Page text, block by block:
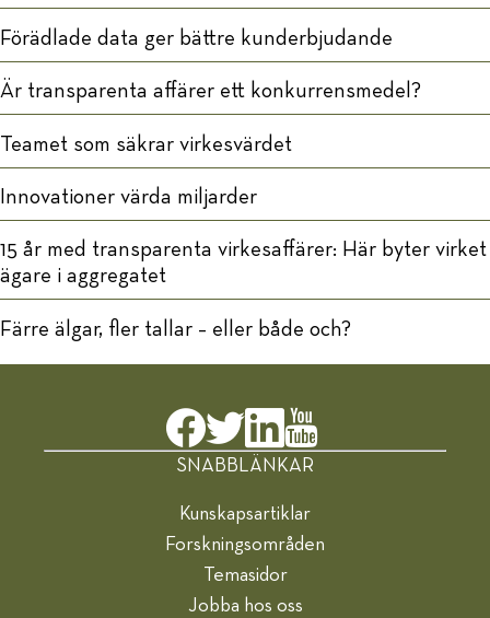
Förädlade data ger bättre kunderbjudande
Är transparenta affärer ett konkurrensmedel?
Teamet som säkrar virkesvärdet
Innovationer värda miljarder
15 år med transparenta virkesaffärer: Här byter virket
ägare i aggregatet
Färre älgar, fler tallar – eller både och?
SNABBLÄNKAR
Kunskapsartiklar
Forskningsområden
Temasidor
Jobba hos oss